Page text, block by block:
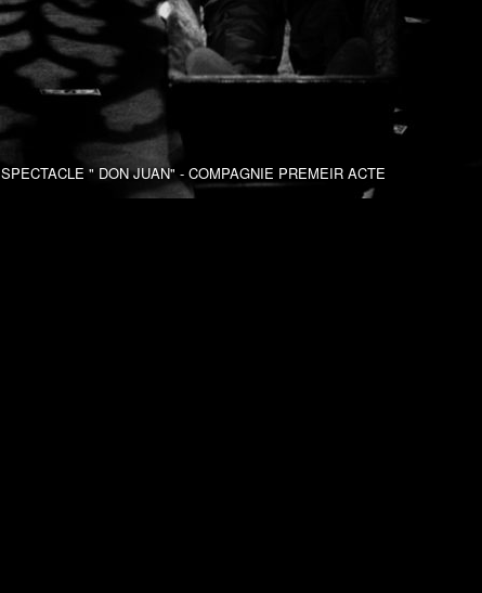
SPECTACLE " DON JUAN" - COMPAGNIE PREMEIR ACTE